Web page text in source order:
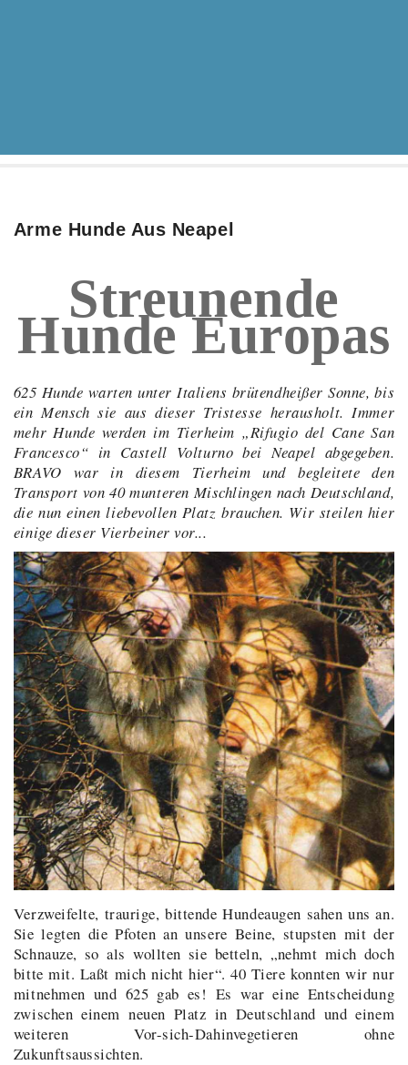
Arme Hunde Aus Neapel
Streunende
Hunde Europas
625 Hunde warten unter Italiens brütendheißer Sonne, bis
ein Mensch sie aus dieser Tristesse herausholt. Immer
mehr Hunde werden im Tierheim „Rifugio del Cane San
Francesco“ in Castell Volturno bei Neapel abgegeben.
BRAVO war in diesem Tierheim und begleitete den
Transport von 40 munteren Mischlingen nach Deutschland,
die nun einen liebevollen Platz brauchen. Wir steilen hier
einige dieser Vierbeiner vor...
Verzweifelte, traurige, bittende Hundeaugen sahen uns an.
Sie legten die Pfoten an unsere Beine, stupsten mit der
Schnauze, so als wollten sie betteln, „nehmt mich doch
bitte mit. Laßt mich nicht hier“. 40 Tiere konnten wir nur
mitnehmen und 625 gab es! Es war eine Entscheidung
zwischen einem neuen Platz in Deutschland und einem
weiteren Vor-sich-Dahinvegetieren ohne
Zukunftsaussichten.